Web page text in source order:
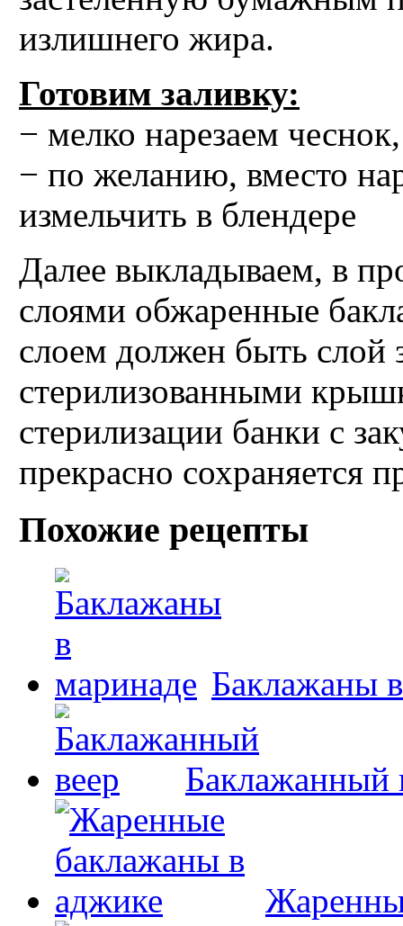
излишнего жира.
Готовим заливку:
− мелко нарезаем
− по желанию, вместо
измельчить в блендере
Далее выкладываем, в
слоями обжаренные
слоем должен быть слой
стерилизованными
стерилизации банки с
прекрасно сохраняется
Похожие рецепты
Баклажаны
Баклажанный